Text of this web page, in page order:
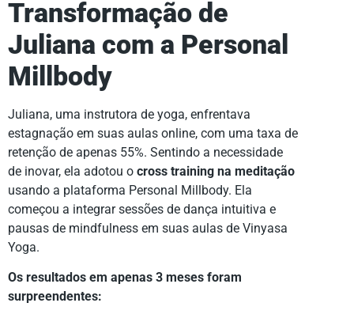
Transformação de
Juliana com a Personal
Millbody
Juliana, uma instrutora de yoga, enfrentava
estagnação em suas aulas online, com uma taxa de
retenção de apenas 55%. Sentindo a necessidade
de inovar, ela adotou o cross training na meditação
usando a plataforma Personal Millbody. Ela
começou a integrar sessões de dança intuitiva e
pausas de mindfulness em suas aulas de Vinyasa
Yoga.
Os resultados em apenas 3 meses foram
surpreendentes: